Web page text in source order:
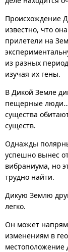
Происхождение
известно, что
прилетели на
из разных
изучая их гены.
В Дикой Земле
пещерные люди…
существа
существ.
Однажды
успешно вынес
вибраниума, но
трудно найти.
Дикую Землю
легко.
Он может
изменениям в
местоположение